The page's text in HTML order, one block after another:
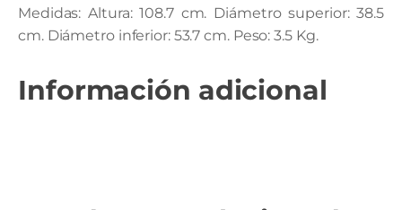
Medidas: Altura: 108.7 cm. Diámetro superior: 38.5
cm. Diámetro inferior: 53.7 cm. Peso: 3.5 Kg.
Información adicional